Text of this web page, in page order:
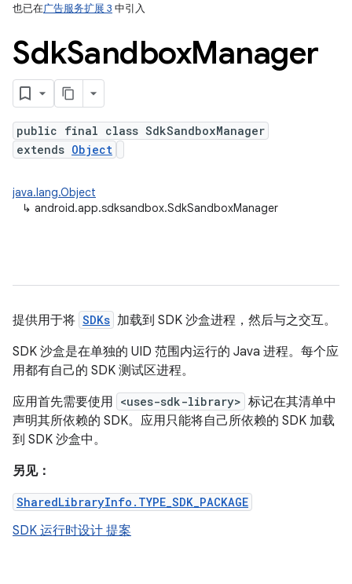
也已在广告服务扩展 3 中引入
SdkSandboxManager
public final class SdkSandboxManager
extends Object
java.lang.Object
↳ android.app.sdksandbox.SdkSandboxManager
提供用于将 SDKs 加载到 SDK 沙盒进程，然后与之交互。
SDK 沙盒是在单独的 UID 范围内运行的 Java 进程。每个应
用都有自己的 SDK 测试区进程。
应用首先需要使用 <uses-sdk-library> 标记在其清单中
声明其所依赖的 SDK。应用只能将自己所依赖的 SDK 加载
到 SDK 沙盒中。
另见：
SharedLibraryInfo.TYPE_SDK_PACKAGE
SDK 运行时设计 提案